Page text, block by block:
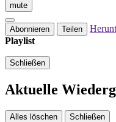
mute
Abonnieren Teilen
Playlist
Schließen
Aktuelle
Alles löschen Schließen